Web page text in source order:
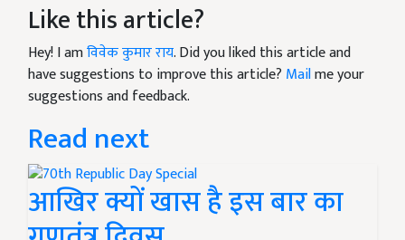
Like this article?
Hey! I amविवेक कुमार राय. Did you liked this article and
have suggestions to improve this article? Mailme your
suggestions and feedback.
Read next
आखिर क्यों खास है इस बार का